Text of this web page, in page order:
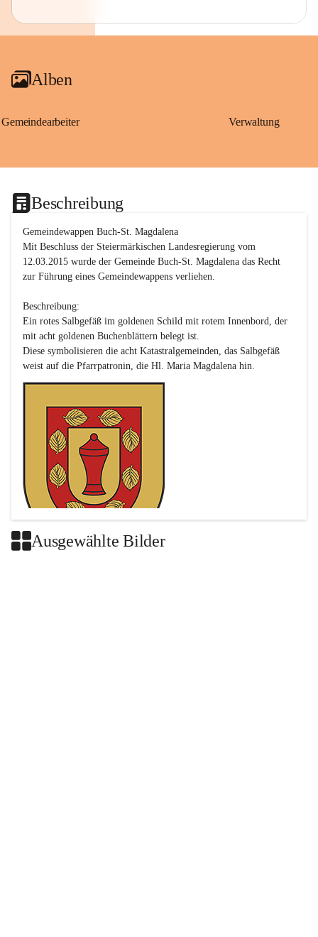
Alben
Gemeindearbeiter Verwaltung
Beschreibung
Gemeindewappen Buch-St. Magdalena
Mit Beschluss der Steiermärkischen Landesregierung vom
12.03.2015 wurde der Gemeinde Buch-St. Magdalena das Recht
zur Führung eines Gemeindewappens verliehen.
Beschreibung:
Ein rotes Salbgefäß im goldenen Schild mit rotem Innenbord, der
mit acht goldenen Buchenblättern belegt ist.
Diese symbolisieren die acht Katastralgemeinden, das Salbgefäß
Ausgewählte Bilder